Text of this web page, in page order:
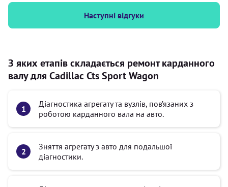
Наступні відгуки
З яких етапів складається ремонт карданного
валу для Cadillac Cts Sport Wagon
Діагностика агрегату та вузлів, пов’язаних з
роботою карданного вала на авто.
Зняття агрегату з авто для подальшої
діагностики.